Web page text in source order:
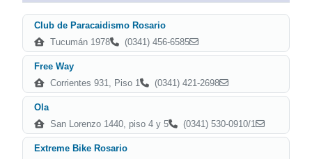
Club de Paracaidismo Rosario
Tucumán 1978
(0341) 456-6585
Free Way
Corrientes 931, Piso 1
(0341) 421-2698
Ola
San Lorenzo 1440, piso 4 y 5
(0341) 530-0910/1
Extreme Bike Rosario